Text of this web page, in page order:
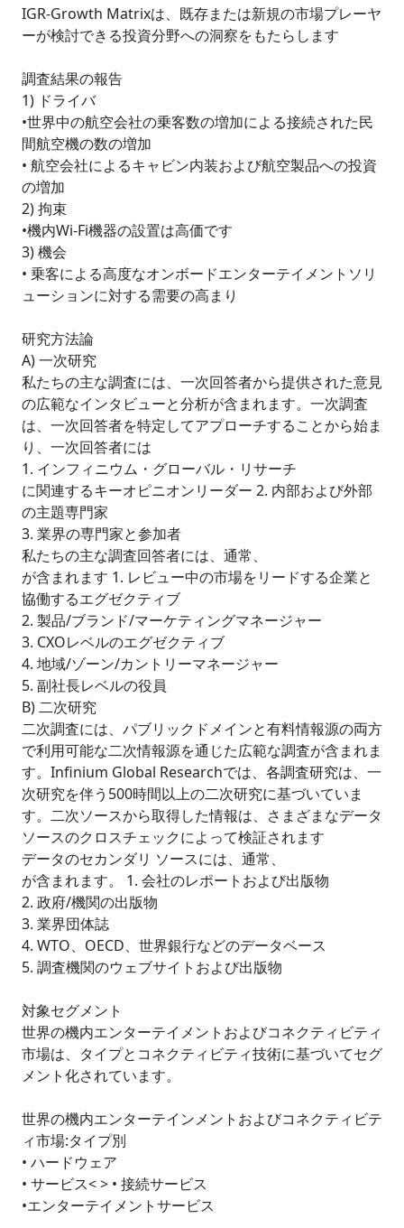
IGR-Growth Matrixは、既存または新規の市場プレーヤ
ーが検討できる投資分野への洞察をもたらします
調査結果の報告
1) ドライバ
•世界中の航空会社の乗客数の増加による接続された民
間航空機の数の増加
• 航空会社によるキャビン内装および航空製品への投資
の増加
2) 拘束
•機内Wi-Fi機器の設置は高価です
3) 機会
• 乗客による高度なオンボードエンターテイメントソリ
ューションに対する需要の高まり
研究方法論
A) 一次研究
私たちの主な調査には、一次回答者から提供された意見
の広範なインタビューと分析が含まれます。一次調査
は、一次回答者を特定してアプローチすることから始ま
り、一次回答者には
1. インフィニウム・グローバル・リサーチ
に関連するキーオピニオンリーダー 2. 内部および外部
の主題専門家
3. 業界の専門家と参加者
私たちの主な調査回答者には、通常、
が含まれます 1. レビュー中の市場をリードする企業と
協働するエグゼクティブ
2. 製品/ブランド/マーケティングマネージャー
3. CXOレベルのエグゼクティブ
4. 地域/ゾーン/カントリーマネージャー
5. 副社長レベルの役員
B) 二次研究
二次調査には、パブリックドメインと有料情報源の両方
で利用可能な二次情報源を通じた広範な調査が含まれま
す。Infinium Global Researchでは、各調査研究は、一
次研究を伴う500時間以上の二次研究に基づいていま
す。二次ソースから取得した情報は、さまざまなデータ
ソースのクロスチェックによって検証されます
データのセカンダリ ソースには、通常、
が含まれます。 1. 会社のレポートおよび出版物
2. 政府/機関の出版物
3. 業界団体誌
4. WTO、OECD、世界銀行などのデータベース
5. 調査機関のウェブサイトおよび出版物
対象セグメント
世界の機内エンターテイメントおよびコネクティビティ
市場は、タイプとコネクティビティ技術に基づいてセグ
メント化されています。
世界の機内エンターテインメントおよびコネクティビテ
ィ市場:タイプ別
• ハードウェア
• サービス< > • 接続サービス
•エンターテイメントサービス